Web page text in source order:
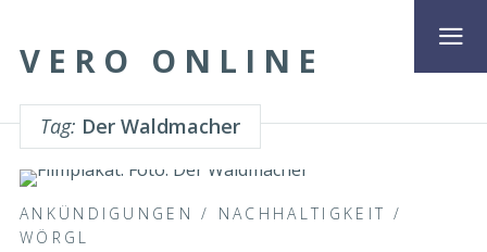
VERO ONLINE
Tag: Der Waldmacher
ANKÜNDIGUNGEN / NACHHALTIGKEIT /
WÖRGL